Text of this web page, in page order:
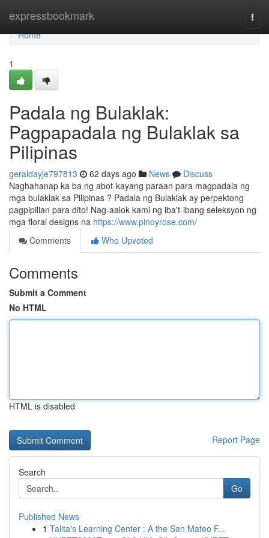
expressbookmark
Home
Home
1
Padala ng Bulaklak:
Pagpapadala ng Bulaklak sa
Pilipinas
geraldayje797813 62 days ago News
Discuss
Naghahanap ka ba ng abot-kayang paraan para magpadala ng
mga bulaklak sa Pilipinas ? Padala ng Bulaklak ay perpektong
pagpipilian para dito! Nag-aalok kami ng iba't-ibang seleksyon ng
mga floral designs na https://www.pinoyrose.com/
Comments
Who Upvoted
Comments
Submit a Comment
No HTML
HTML is disabled
Report Page
Search
Go
Published News
1 Talita's Learning Center : A the San Mateo F...